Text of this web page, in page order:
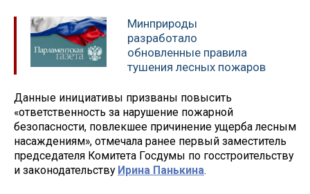
Минприроды
разработало
обновленные правила
тушения лесных пожаров
Данные инициативы призваны повысить
«ответственность за нарушение пожарной
безопасности, повлекшее причинение ущерба лесным
насаждениям», отмечала ранее первый заместитель
председателя Комитета Госдумы по госстроительству
и законодательству Ирина Панькина.